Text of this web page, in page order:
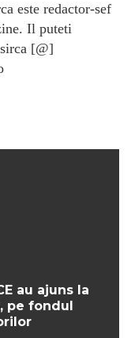
este redactor-sef
Il puteti
[@]
au ajuns la
pe fondul